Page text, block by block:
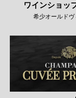
ワインショッ
希少オールド